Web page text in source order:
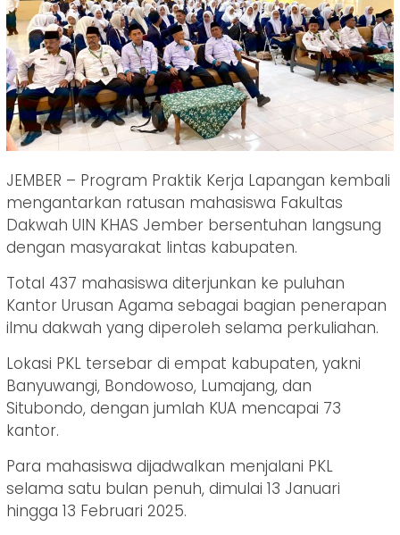
JEMBER – Program Praktik Kerja Lapangan kembali
mengantarkan ratusan mahasiswa Fakultas
Dakwah UIN KHAS Jember bersentuhan langsung
dengan masyarakat lintas kabupaten.
Total 437 mahasiswa diterjunkan ke puluhan
Kantor Urusan Agama sebagai bagian penerapan
ilmu dakwah yang diperoleh selama perkuliahan.
Lokasi PKL tersebar di empat kabupaten, yakni
Banyuwangi, Bondowoso, Lumajang, dan
Situbondo, dengan jumlah KUA mencapai 73
kantor.
Para mahasiswa dijadwalkan menjalani PKL
selama satu bulan penuh, dimulai 13 Januari
hingga 13 Februari 2025.